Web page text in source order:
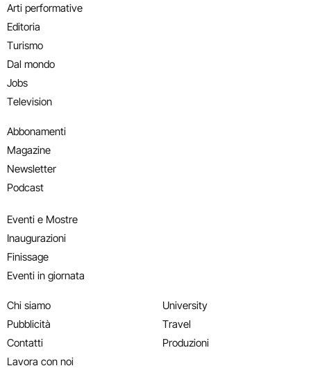
Arti performative
Editoria
Turismo
Dal mondo
Jobs
Television
Abbonamenti
Magazine
Newsletter
Podcast
Eventi e Mostre
Inaugurazioni
Finissage
Eventi in giornata
Chi siamo
Pubblicità
Contatti
Lavora con noi
University
Travel
Produzioni